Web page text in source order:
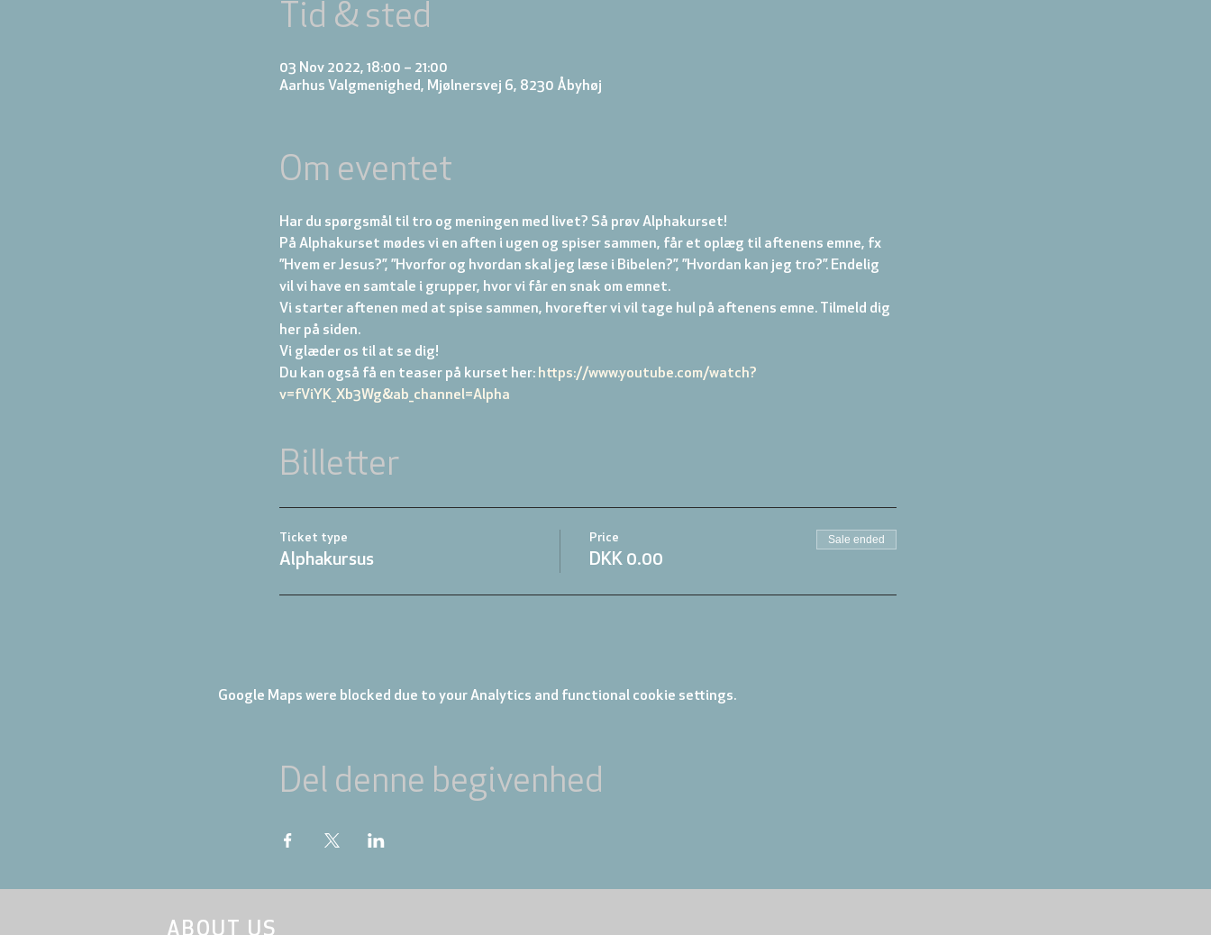
Tid & sted
03 Nov 2022, 18:00 – 21:00
Aarhus Valgmenighed, Mjølnersvej 6, 8230 Åbyhøj
Om eventet
Har du spørgsmål til tro og meningen med livet? Så prøv Alphakurset!
På Alphakurset mødes vi en aften i ugen og spiser sammen, får et oplæg til aftenens emne, fx
”Hvem er Jesus?”, ”Hvorfor og hvordan skal jeg læse i Bibelen?”, ”Hvordan kan jeg tro?”. Endelig
vil vi have en samtale i grupper, hvor vi får en snak om emnet.
Vi starter aftenen med at spise sammen, hvorefter vi vil tage hul på aftenens emne. Tilmeld dig
her på siden.
Vi glæder os til at se dig!
Du kan også få en teaser på kurset her: https://www.youtube.com/watch?
v=fViYK_Xb3Wg&ab_channel=Alpha
Billetter
Ticket type
Alphakursus
Price
DKK 0.00
Sale ended
Google Maps were blocked due to your Analytics and functional cookie settings.
Del denne begivenhed